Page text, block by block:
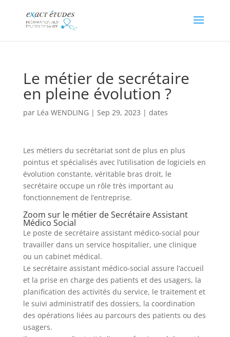
Le métier de secrétaire
en pleine évolution ?
par Léa WENDLING | Sep 29, 2023 | dates
Les métiers du secrétariat sont de plus en plus
pointus et spécialisés avec l’utilisation de logiciels en
évolution constante, véritable bras droit, le
secrétaire occupe un rôle très important au
fonctionnement de l’entreprise.
Zoom sur le métier de Secrétaire Assistant
Médico Social
Le poste de secrétaire assistant médico-social pour
travailler dans un service hospitalier, une clinique
ou un cabinet médical.
Le secrétaire assistant médico-social assure l’accueil
et la prise en charge des patients et des usagers, la
planification des activités du service, le traitement et
le suivi administratif des dossiers, la coordination
des opérations liées au parcours des patients ou des
usagers.